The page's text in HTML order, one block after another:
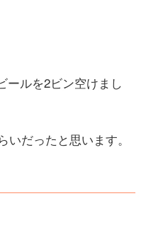
ールを2ビン空けまし
だったと思います。